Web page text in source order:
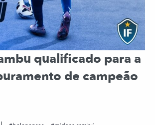
qualificado para a
de campeão